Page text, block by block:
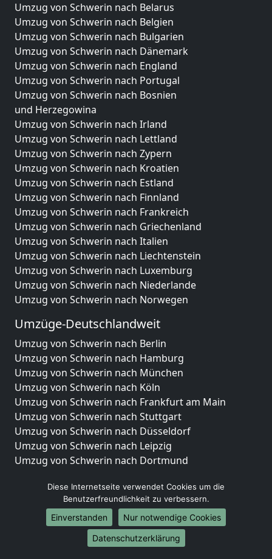
Umzug von Schwerin nach Belarus
Umzug von Schwerin nach Belgien
Umzug von Schwerin nach Bulgarien
Umzug von Schwerin nach Dänemark
Umzug von Schwerin nach England
Umzug von Schwerin nach Portugal
Umzug von Schwerin nach Bosnien
und Herzegowina
Umzug von Schwerin nach Irland
Umzug von Schwerin nach Lettland
Umzug von Schwerin nach Zypern
Umzug von Schwerin nach Kroatien
Umzug von Schwerin nach Estland
Umzug von Schwerin nach Finnland
Umzug von Schwerin nach Frankreich
Umzug von Schwerin nach Griechenland
Umzug von Schwerin nach Italien
Umzug von Schwerin nach Liechtenstein
Umzug von Schwerin nach Luxemburg
Umzug von Schwerin nach Niederlande
Umzug von Schwerin nach Norwegen
Umzüge-Deutschlandweit
Umzug von Schwerin nach Berlin
Umzug von Schwerin nach Hamburg
Umzug von Schwerin nach München
Umzug von Schwerin nach Köln
Umzug von Schwerin nach Frankfurt am Main
Umzug von Schwerin nach Stuttgart
Umzug von Schwerin nach Düsseldorf
Umzug von Schwerin nach Leipzig
Umzug von Schwerin nach Dortmund
Umzug von Schwerin nach Bremen
Umzug von Schwerin nach Dresden
Umzug von Schwerin nach Hannover
Umzug von Schwerin nach Nürnberg
Umzug von Schwerin nach Duisburg
Diese Internetseite verwendet Cookies um die
Benutzerfreundlichkeit zu verbessern.
Einverstanden
Nur notwendige Cookies
Datenschutzerklärung